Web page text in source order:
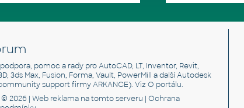
pomoc a rady pro AutoCAD, LT, Inventor, Revit,
3ds Max, Fusion, Forma, Vault, PowerMill a další Autodesk
support firmy ARKANCE). Viz O portálu.
2026 | Web reklamana tomto serveru | Ochrana